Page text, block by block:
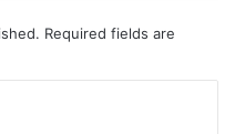
Required fields are